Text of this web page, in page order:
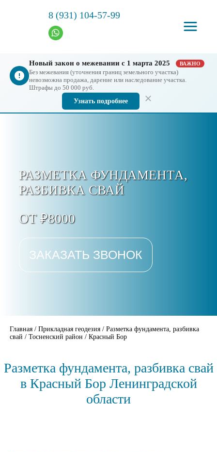
8 (931) 104-57-99
Новый закон о межевании с 1 марта 2025 ВАЖНО
Без межевания (уточнения границ земельного участка)
невозможна продажа, дарение или наследование участка.
Штрафы до 50 000 руб.
Узнать подробнее
РАЗМЕТКА ФУНДАМЕНТА,
РАЗБИВКА СВАЙ
ОТ ₽8000
ЗАКАЗАТЬ ЗВОНОК
Главная / Прикладная геодезия / Разметка фундамента, разбивка
свай / Тосненский район / Красный Бор
Разметка фундамента, разбивка свай
в Красный Бор Ленинградской
области